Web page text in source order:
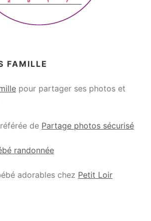
FAMILLE
pour partager ses photos et
de Partage photos sécurisé
randonnée
adorables chez Petit Loir